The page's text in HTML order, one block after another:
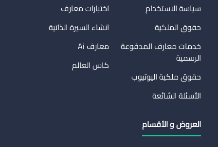
سياسة الاستخدام
حقوق الملكية
خدمات معارف المدفوعة
الرسمية
حقوق ملكية اليوتيوب
الأسئلة الشائعة
اختبارات معارف
انشاء السيرة الذاتية
معارف Ai
كاس العالم
العروض و الأقسام